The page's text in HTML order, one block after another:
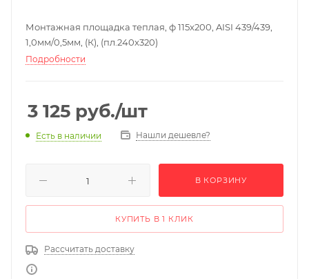
Монтажная площадка теплая, ф 115х200, AISI 439/439,
1,0мм/0,5мм, (К), (пл.240х320)
Подробности
3 125 руб./шт
Есть в наличии Нашли дешевле?
В КОРЗИНУ
КУПИТЬ В 1 КЛИК
Рассчитать доставку